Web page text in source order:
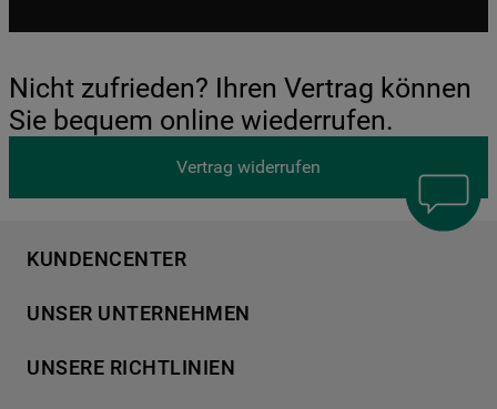
Nicht zufrieden? Ihren Vertrag können
Sie bequem online wiederrufen.
Vertrag widerrufen
KUNDENCENTER
Händlersuche
UNSER UNTERNEHMEN
Für Händler
UNSERE RICHTLINIEN